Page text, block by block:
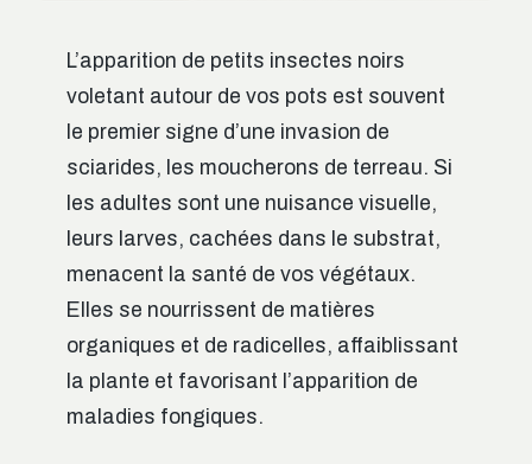
L’apparition de petits insectes noirs
voletant autour de vos pots est souvent
le premier signe d’une invasion de
sciarides, les moucherons de terreau. Si
les adultes sont une nuisance visuelle,
leurs larves, cachées dans le substrat,
menacent la santé de vos végétaux.
Elles se nourrissent de matières
organiques et de radicelles, affaiblissant
la plante et favorisant l’apparition de
maladies fongiques.